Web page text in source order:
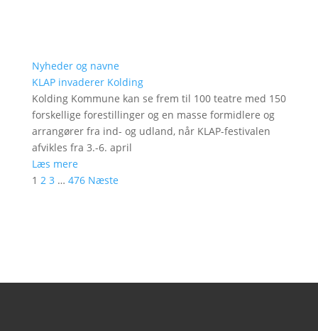
Nyheder og navne
KLAP invaderer Kolding
Kolding Kommune kan se frem til 100 teatre med 150
forskellige forestillinger og en masse formidlere og
arrangører fra ind- og udland, når KLAP-festivalen
afvikles fra 3.-6. april
Læs mere
1 2 3 … 476 Næste